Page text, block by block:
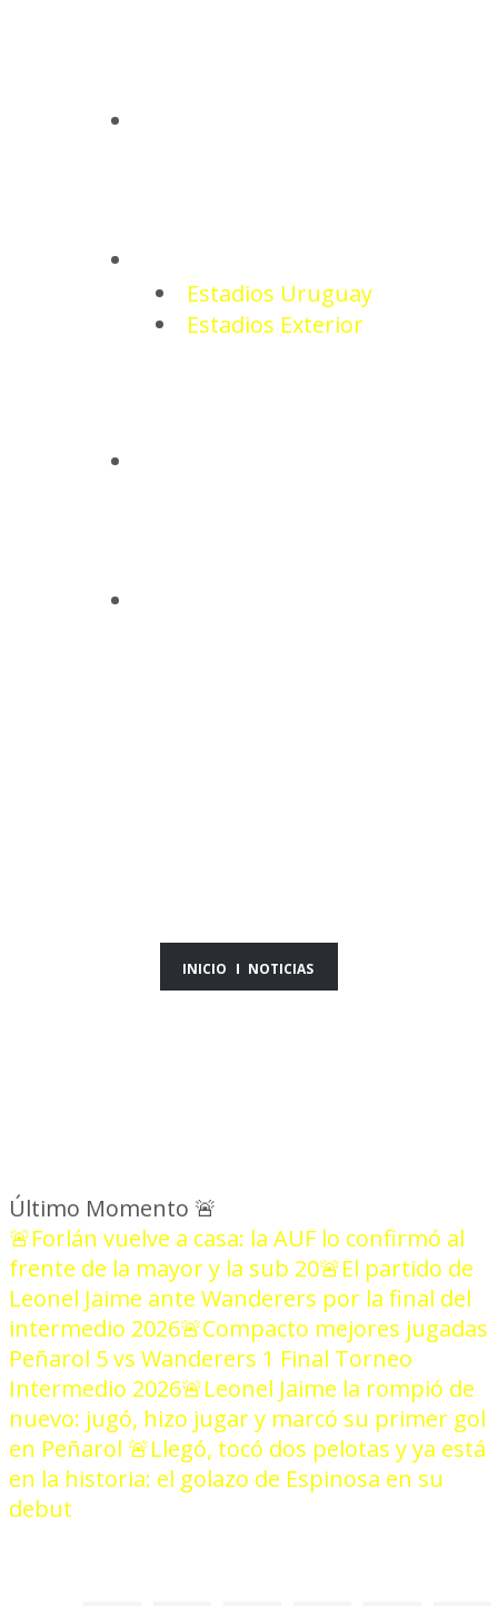
Estadios Uruguay
Estadios Exterior
INICIO NOTICIAS
Último Momento 🚨
🚨Forlán vuelve a casa: la AUF lo confirmó al
frente de la mayor y la sub 20🚨El partido de
Leonel Jaime ante Wanderers por la final del
intermedio 2026🚨Compacto mejores jugadas
Peñarol 5 vs Wanderers 1 Final Torneo
Intermedio 2026🚨Leonel Jaime la rompió de
nuevo: jugó, hizo jugar y marcó su primer gol
en Peñarol 🚨Llegó, tocó dos pelotas y ya está
en la historia: el golazo de Espinosa en su
debut